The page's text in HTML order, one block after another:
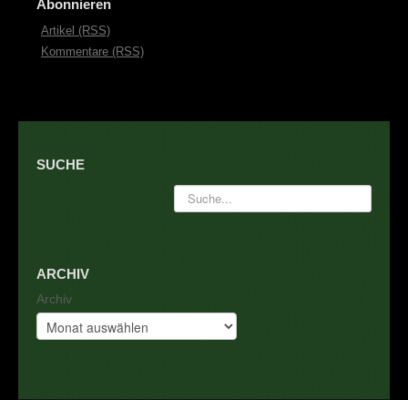
Abonnieren
Artikel (RSS)
Kommentare (RSS)
SUCHE
ARCHIV
Archiv